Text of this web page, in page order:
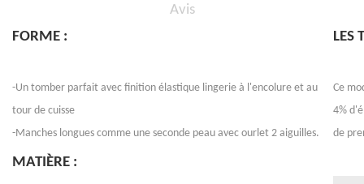
Avis
FORME :
-Un tomber parfait avec finition élastique lingerie à l'encolure et au
tour de cuisse
-Manches longues comme une seconde peau avec ourlet 2 aiguilles.
MATIÈRE :
LES
Ce
4%
de